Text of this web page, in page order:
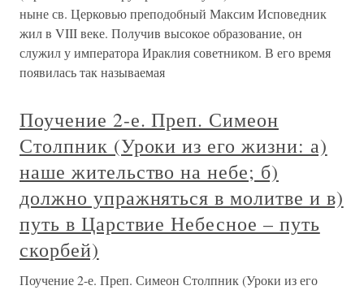
ныне св. Церковью преподобный Максим Исповедник
жил в VIII веке. Получив высокое образование, он
служил у императора Ираклия советником. В его время
появилась так называемая
Поучение 2-е. Преп. Симеон
Столпник (Уроки из его жизни: а)
наше жительство на небе; б)
должно упражняться в молитве и в)
путь в Царствие Небесное – путь
скорбей)
Поучение 2-е. Преп. Симеон Столпник (Уроки из его